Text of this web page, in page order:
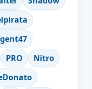
PRO
Nitro